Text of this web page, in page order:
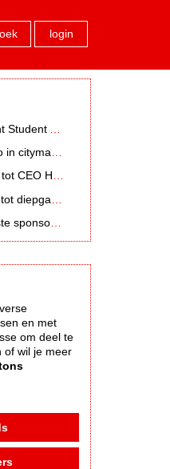
login
Award
nu defintief
over goede doelen
PostNL daalt
en met
om deel te
of wil je meer